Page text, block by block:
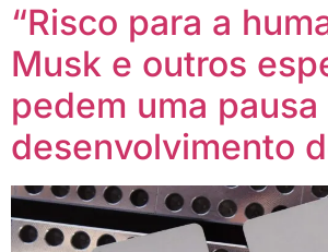
“Risco para a
Musk e outros
pedem uma pausa
desenvolvimento